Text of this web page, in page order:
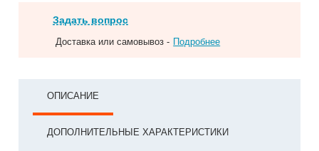
Задать вопрос
Доставка или самовывоз - Подробнее
ОПИСАНИЕ
ДОПОЛНИТЕЛЬНЫЕ ХАРАКТЕРИСТИКИ